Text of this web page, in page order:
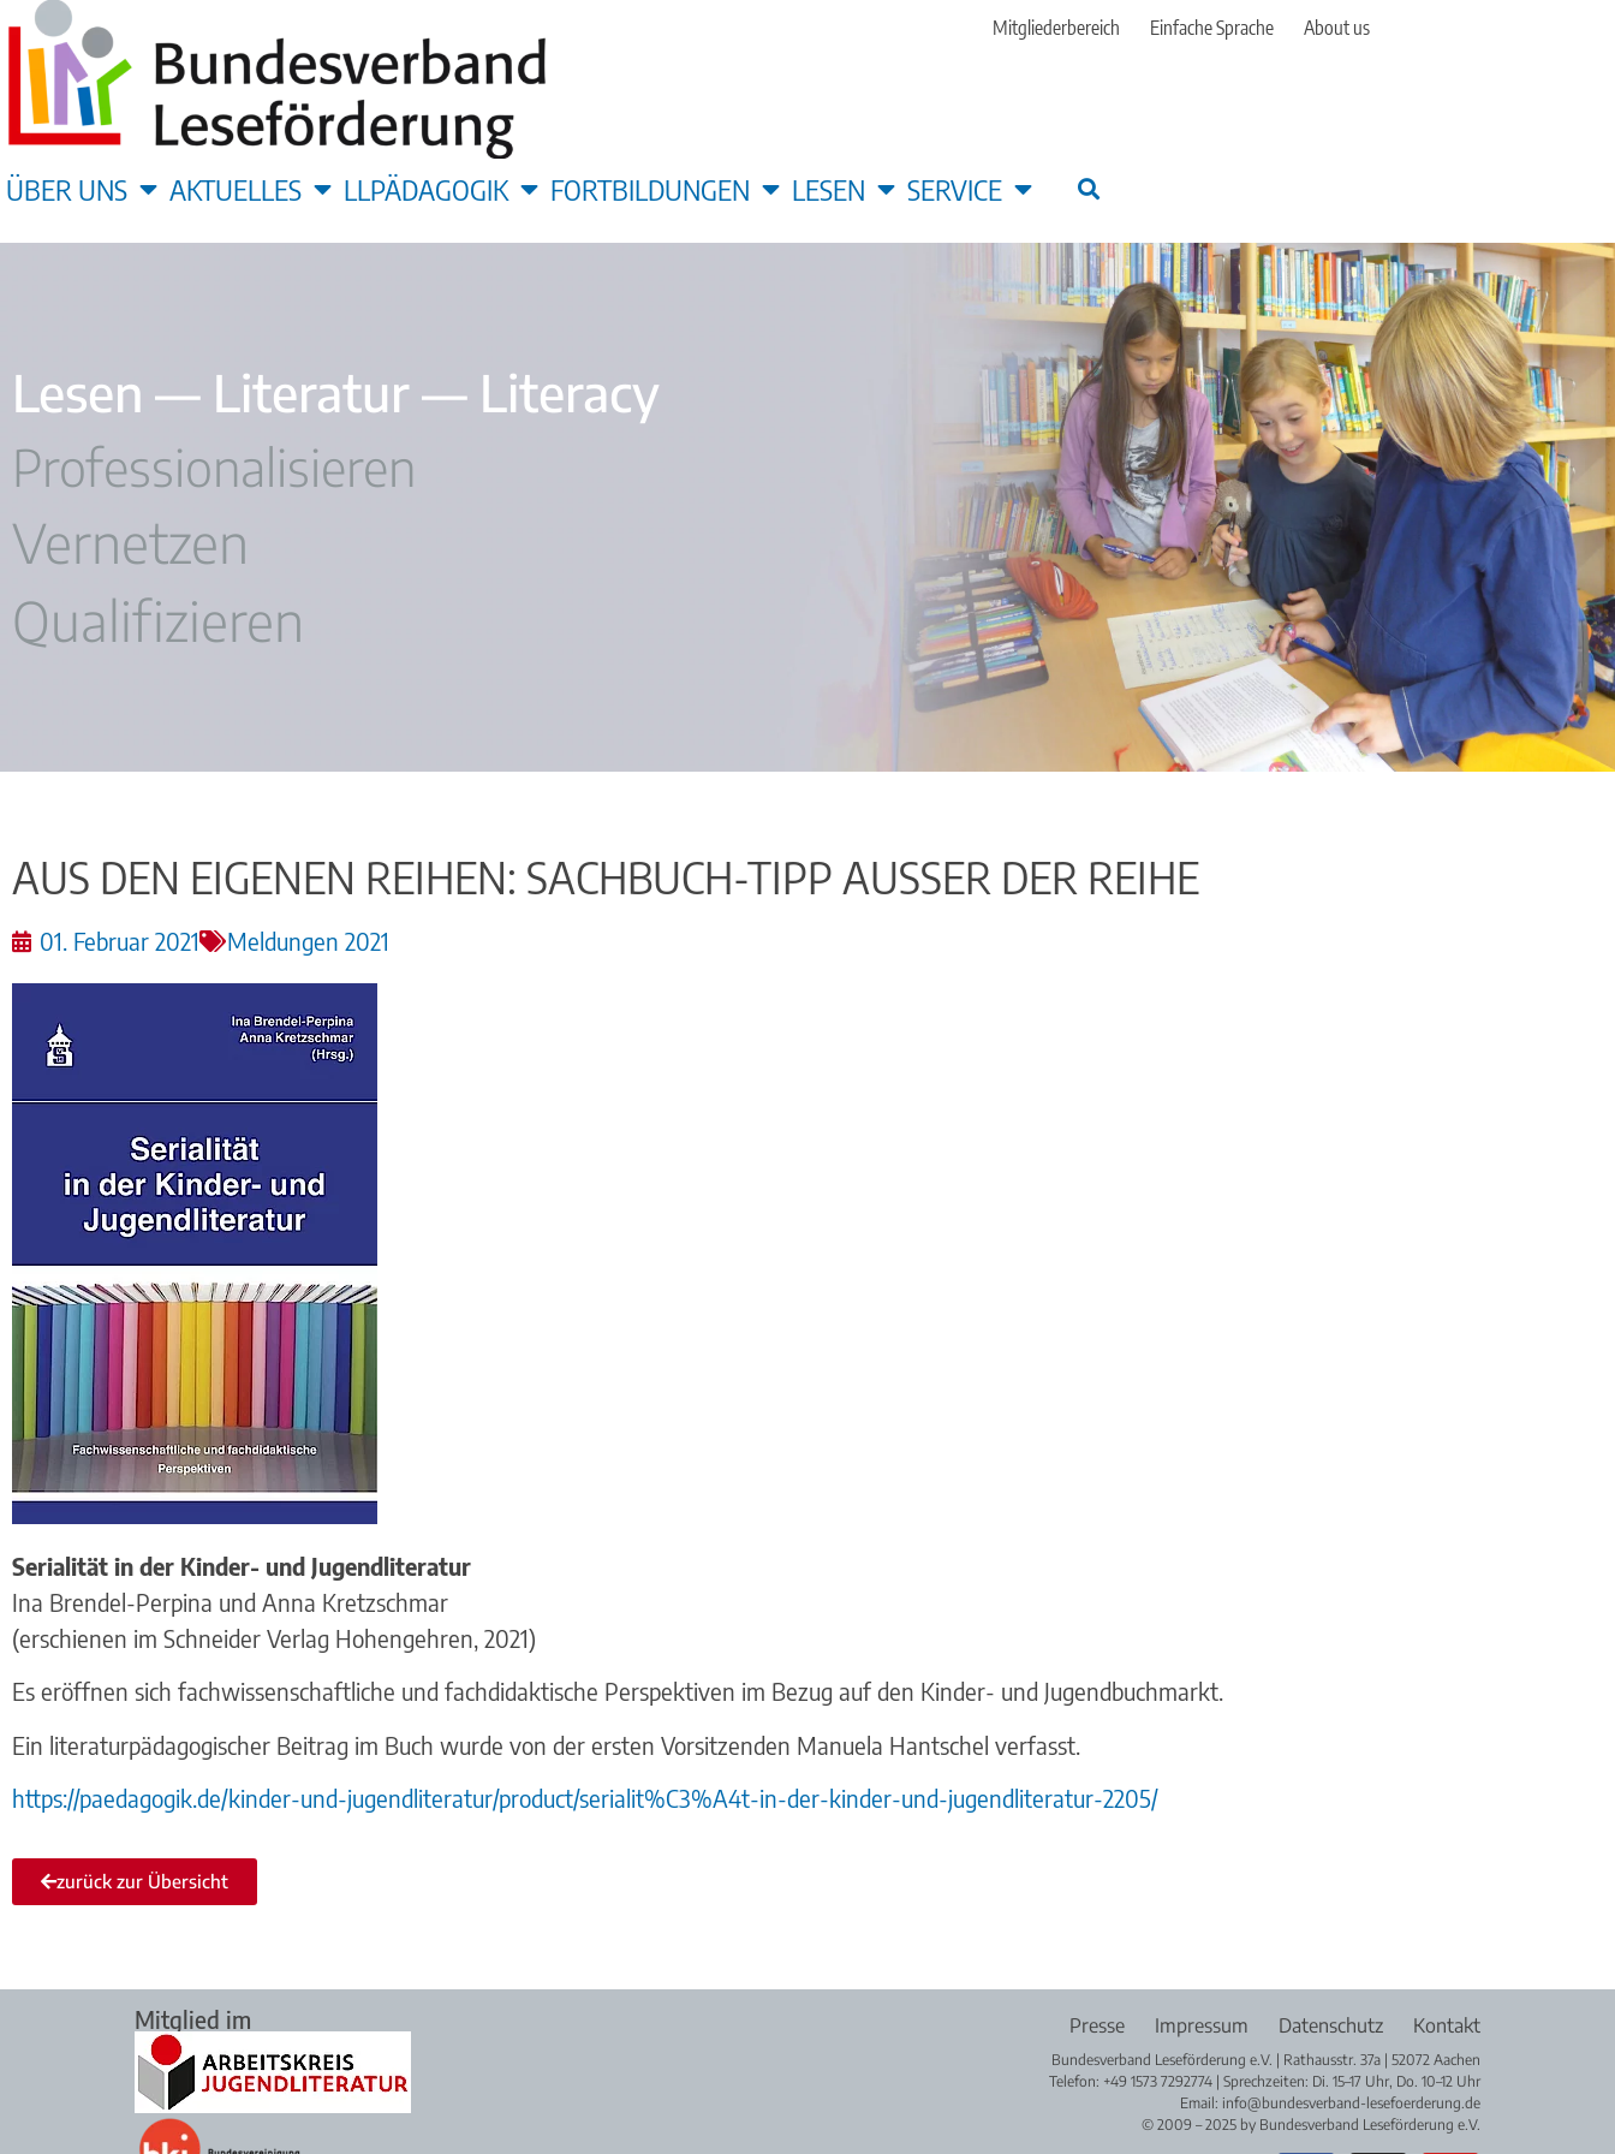
Mitgliederbereich Einfache Sprache About us
ÜBER UNS AKTUELLES LLPÄDAGOGIK FORTBILDUNGEN LESEN SERVICE
Lesen — Literatur — Literacy
Professionalisieren
Vernetzen
Qualifizieren
AUS DEN EIGENEN REIHEN: SACHBUCH-TIPP AUSSER DER REIHE
01. Februar 2021 Meldungen 2021
Serialität in der Kinder- und Jugendliteratur
Ina Brendel-Perpina und Anna Kretzschmar
(erschienen im Schneider Verlag Hohengehren, 2021)
Es eröffnen sich fachwissenschaftliche und fachdidaktische Perspektiven im Bezug auf den Kinder- und Jugendbuchmarkt.
Ein literaturpädagogischer Beitrag im Buch wurde von der ersten Vorsitzenden Manuela Hantschel verfasst.
https://paedagogik.de/kinder-und-jugendliteratur/product/serialit%C3%A4t-in-der-kinder-und-jugendliteratur-2205/
zurück zur Übersicht
Mitglied im Presse Impressum Datenschutz Kontakt
Bundesverband Leseförderung e.V. | Rathausstr. 37a | 52072 Aachen
Telefon: +49 1573 7292774 | Sprechzeiten: Di. 15–17 Uhr, Do. 10–12 Uhr
Email: info@bundesverband-lesefoerderung.de
© 2009 – 2025 by Bundesverband Leseförderung e.V.